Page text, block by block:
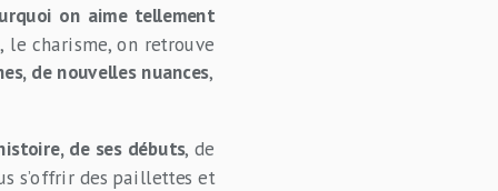
on aime tellement
le charisme, on retrouve
de nouvelles nuances,
de ses débuts, de
s’offrir des paillettes et